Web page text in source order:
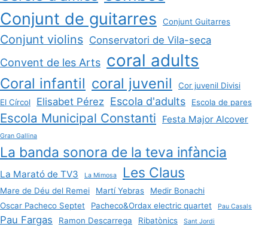
Conjunt de guitarres Conjunt Guitarres
Conjunt violins Conservatori de Vila-seca
Convent de les Arts coral adults
Coral infantil coral juvenil
Cor juvenil Divisi
El Círcol
Elisabet Pérez Escola d'adults Escola de pares
Escola Municipal Constanti Festa Major Alcover
Gran Gallina
La banda sonora de la teva infància
La Marató de TV3 La Mimosa Les Claus
Mare de Déu del Remei Martí Yebras
Medir Bonachi
Oscar Pacheco Septet
Pacheco&Ordax electric quartet Pau Casals
Pau Fargas Ramon Descarrega Ribatònics Sant Jordi